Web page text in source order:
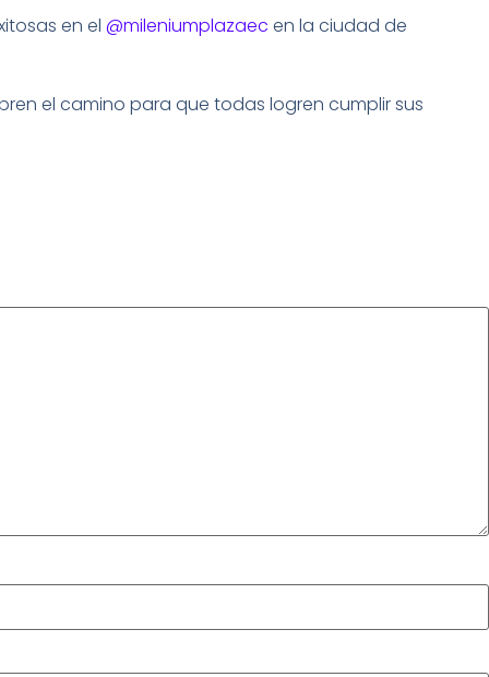
en el @mileniumplazaec en la ciudad de
el camino para que todas logren cumplir sus